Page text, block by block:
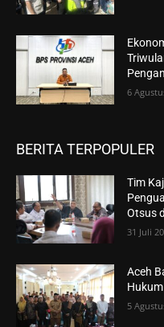
6
BERITA TERPOPULER
Tim
Otsus
31 Juli
Aceh
5